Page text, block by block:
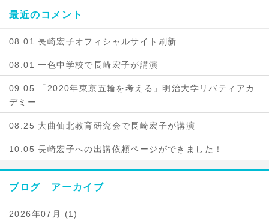
最近のコメント
08.01 長崎宏子オフィシャルサイト刷新
08.01 一色中学校で長崎宏子が講演
09.05 「2020年東京五輪を考える」明治大学リバティアカ
デミー
08.25 大曲仙北教育研究会で長崎宏子が講演
10.05 長崎宏子への出講依頼ページができました！
ブログ アーカイブ
2026年07月 (1)